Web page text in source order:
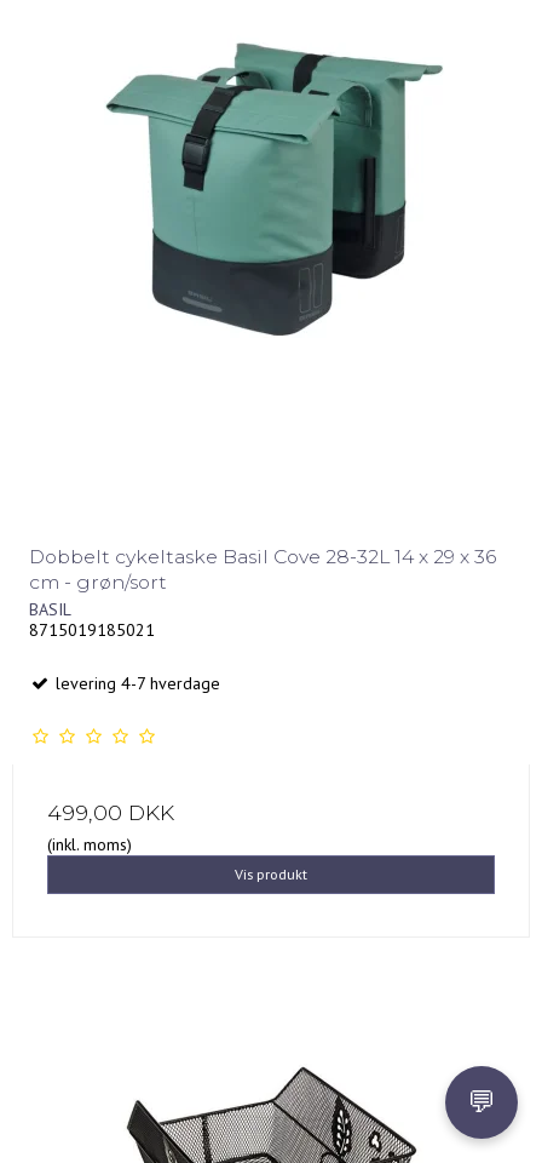
Dobbelt cykeltaske Basil Cove 28-32L 14 x 29 x 36
cm - grøn/sort
BASIL
8715019185021
levering 4-7 hverdage
499,00 DKK
(inkl. moms)
Vis produkt
💬